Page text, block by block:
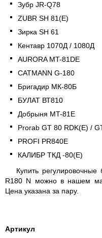
Зубр JR-Q78
ZUBR SH 81(E)
Зирка SH 61
Кентавр 1070Д / 1080Д
AURORA MT-81DE
CATMANN G-180
Бригадир МК-80Б
БУЛАТ ВТ810
Добрыня MT-81E
Prorab GT 80 RDK(E) /
PROFI PR840E
КАЛИБР ТКД -80(E)
Купить регулировочные
R180 N можно в нашем
Цена указана за пару.
Артикул